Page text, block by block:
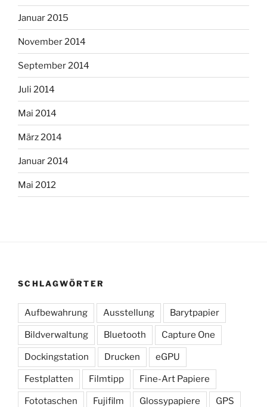
Januar 2015
November 2014
September 2014
Juli 2014
Mai 2014
März 2014
Januar 2014
Mai 2012
SCHLAGWÖRTER
Aufbewahrung Ausstellung Barytpapier
Bildverwaltung Bluetooth Capture One
Dockingstation Drucken eGPU
Festplatten Filmtipp Fine-Art Papiere
Fototaschen Fujifilm Glossypapiere GPS